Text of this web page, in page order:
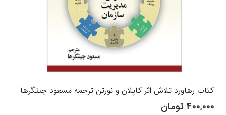
کتاب رهاورد تلاش اثر کاپلان و نورتن ترجمه مسعود چیتگرها
۴۰۰,۰۰۰ تومان